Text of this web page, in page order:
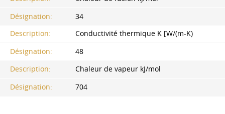
Désignation:
34
Description:
Conductivité thermique K [W/(m-K)
Désignation:
48
Description:
Chaleur de vapeur kJ/mol
Désignation:
704